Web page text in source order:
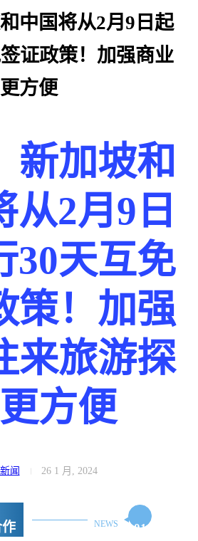
中国将从2月9日起
证政策！加强商业
方便
新加坡和
从2月9日
30天互免
策！加强
来旅游探
方便
26 1 月, 2024
闻
NEWS 01